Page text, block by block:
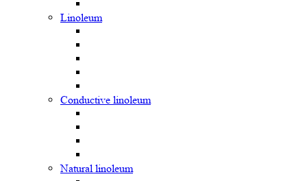
Linoleum
Сonductive linoleum
Natural linoleum